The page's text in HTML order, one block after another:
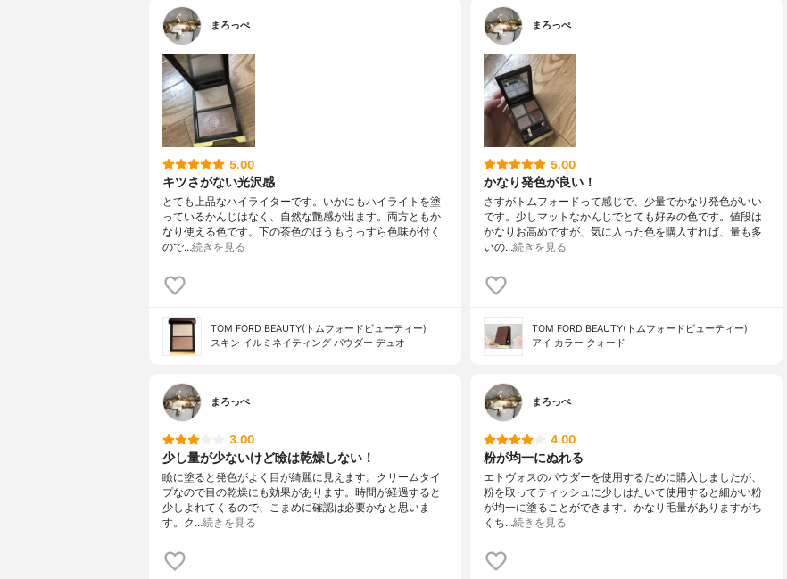
まろっぺ
5.00
キツさがない光沢感
とても上品なハイライターです。いかにもハイライトを塗
っているかんじはなく、自然な艶感が出ます。両方ともか
なり使える色です。下の茶色のほうもうっすら色味が付く
ので…続きを見る
TOM FORD BEAUTY(トムフォードビューティー)
スキン イルミネイティング パウダー デュオ
まろっぺ
5.00
かなり発色が良い！
さすがトムフォードって感じで、少量でかなり発色がいい
です。少しマットなかんじでとても好みの色です。値段は
かなりお高めですが、気に入った色を購入すれば、量も多
いの…続きを見る
TOM FORD BEAUTY(トムフォードビューティー)
アイ カラー クォード
まろっぺ
3.00
少し量が少ないけど瞼は乾燥しない！
瞼に塗ると発色がよく目が綺麗に見えます。クリームタイ
プなので目の乾燥にも効果があります。時間が経過すると
少しよれてくるので、こまめに確認は必要かなと思いま
す。ク…続きを見る
まろっぺ
4.00
粉が均一にぬれる
エトヴォスのパウダーを使用するために購入しましたが、
粉を取ってティッシュに少しはたいて使用すると細かい粉
が均一に塗ることができます。かなり毛量がありますがち
くち…続きを見る